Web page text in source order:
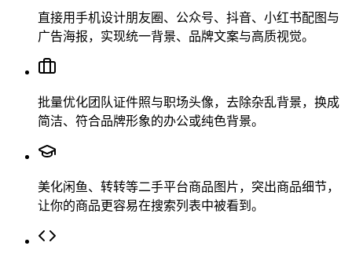
直接用手机设计朋友圈、公众号、抖音、小红书配图与
广告海报，实现统一背景、品牌文案与高质视觉。
批量优化团队证件照与职场头像，去除杂乱背景，换成
简洁、符合品牌形象的办公或纯色背景。
美化闲鱼、转转等二手平台商品图片，突出商品细节，
让你的商品更容易在搜索列表中被看到。